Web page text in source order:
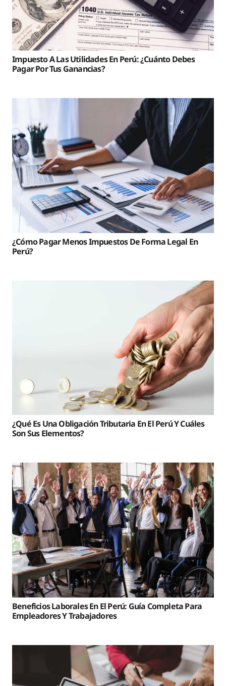
Impuesto A Las Utilidades En Perú: ¿Cuánto Debes
Pagar Por Tus Ganancias?
¿Cómo Pagar Menos Impuestos De Forma Legal En
Perú?
¿Qué Es Una Obligación Tributaria En El Perú Y Cuáles
Son Sus Elementos?
Beneficios Laborales En El Perú: Guía Completa Para
Empleadores Y Trabajadores